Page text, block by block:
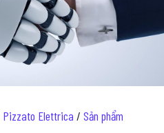
Pizzato Elettrica / Sản phẩm